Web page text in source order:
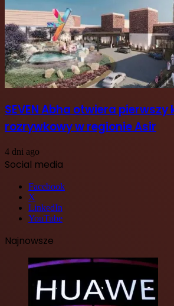
SEVEN Abha otwiera
rozrywkowy w regionie Asir
4 dni ago
Social media
Facebook
X
LinkedIn
YouTube
Najnowsze